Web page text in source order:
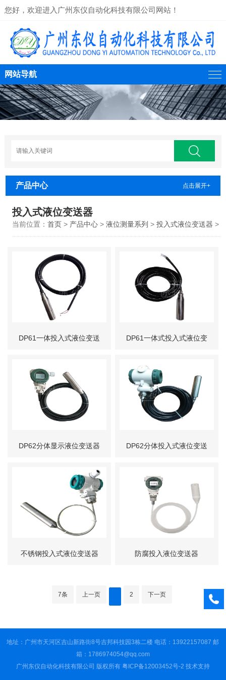
您好，欢迎进入广州东仪自动化科技有限公司网站！
网站导航
产品中心 点击展开+
投入式液位变送器
当前位置： 首页> 产品中心> 液位测量系列 > 投入式液位变送器 >
DP61一体投入式液位变送 DP61一体式投入式液位变
DP62分体显示液位变送器 DP62分体投入式液位变送
不锈钢投入式液位变送器 防腐投入液位变送器
7条 上一页 2 下一页
地址：广州市天河区吉山新路街8号吉邦科技园3栋二楼 电话：13922157087 邮
箱：1786974054@qq.com
广州东仪自动化科技有限公司 版权所有 粤ICP备12003452号-2 技术支持